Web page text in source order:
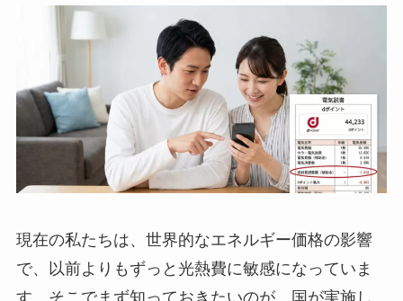
現在の私たちは、世界的なエネルギー価格の影響
で、以前よりもずっと光熱費に敏感になっていま
す。そこでまず知っておきたいのが、国が実施し